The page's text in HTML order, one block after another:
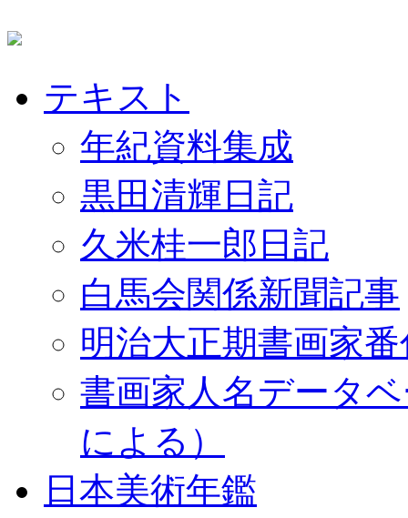
テキスト
年紀資料集成
黒田清輝日記
久米桂一郎日記
白馬会関係新聞記事
明治大正期書画家
書画家人名データ
による）
日本美術年鑑